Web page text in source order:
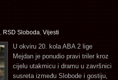
RSD Sloboda Vijesti
U okviru 20. kola ABA 2 lige
Mejdan je ponudio pravi triler kroz
cijelu utakmicu i dramu u završnici
susreta između Slobode i gostiju,